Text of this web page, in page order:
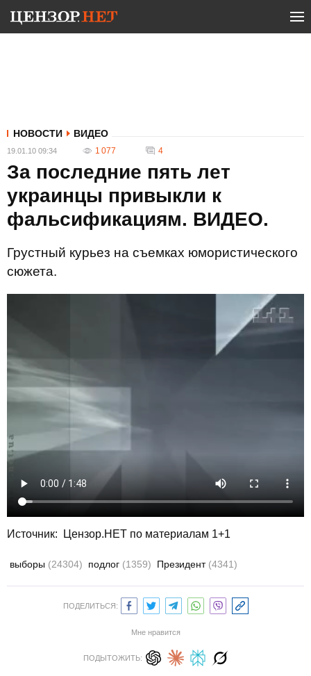
НОВОСТИ ВИДЕО
19.01.10 09:34 1 077 4
За последние пять лет
украинцы привыкли к
фальсификациям. ВИДЕО.
Грустный курьез на съемках юмористического
сюжета.
Источник: Цензор.НЕТ по материалам 1+1
выборы (24304) подлог (1359) Президент (4341)
ПОДЕЛИТЬСЯ:
Мне нравится
ПОДЫТОЖИТЬ: